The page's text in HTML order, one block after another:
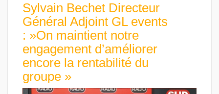
Sylvain Bechet Directeur
Général Adjoint GL events
: »On maintient notre
engagement d’améliorer
encore la rentabilité du
groupe »